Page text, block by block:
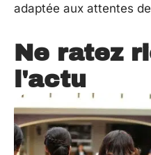
adaptée aux attentes de
Ne ratez
l'actu